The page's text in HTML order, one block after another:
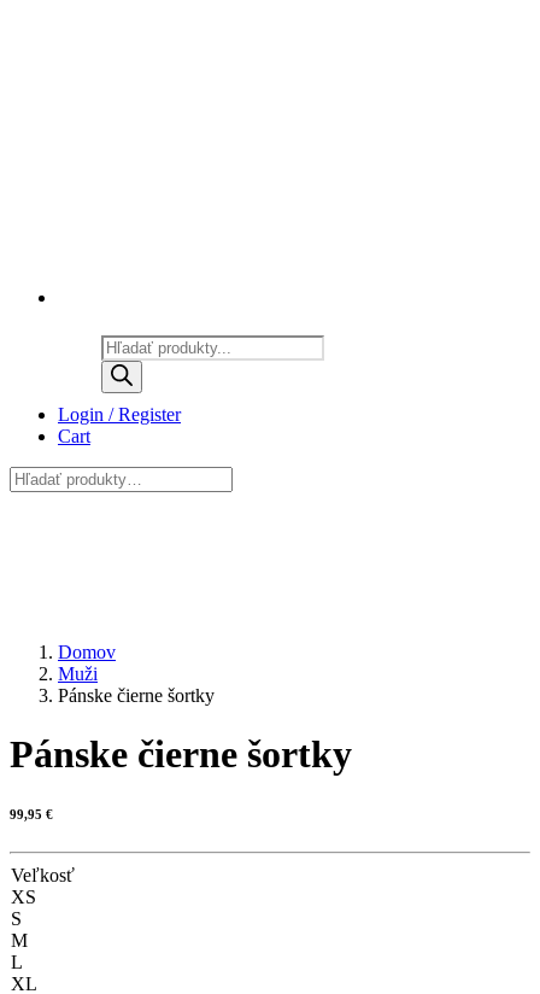
Products
search
Login / Register
Cart
Domov
Muži
Pánske čierne šortky
Pánske čierne šortky
99,95 €
Veľkosť
XS
S
M
L
XL